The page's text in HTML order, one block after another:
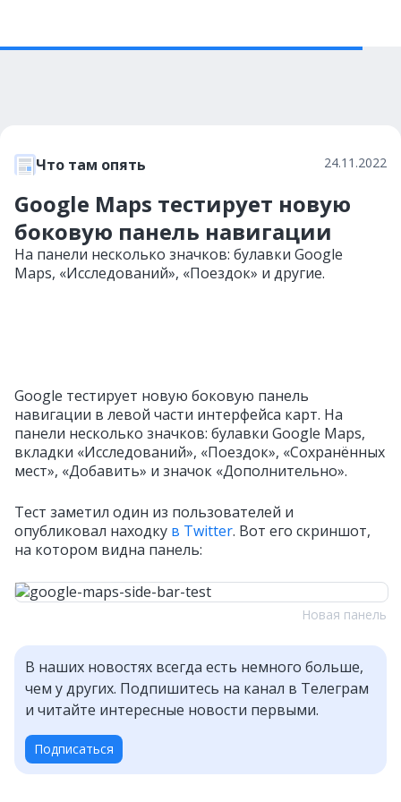
Что там опять 24.11.2022
Google Maps тестирует новую
боковую панель навигации
На панели несколько значков: булавки Google
Maps, «Исследований», «Поездок» и другие.
Google тестирует новую боковую панель
навигации в левой части интерфейса карт. На
панели несколько значков: булавки Google Maps,
вкладки «Исследований», «Поездок», «Сохранённых
мест», «Добавить» и значок «Дополнительно».
Тест заметил один из пользователей и
опубликовал находку в Twitter. Вот его скриншот,
на котором видна панель:
Новая панель
В наших новостях всегда есть немного больше,
чем у других. Подпишитесь на канал в Телеграм
и читайте интересные новости первыми.
Подписаться